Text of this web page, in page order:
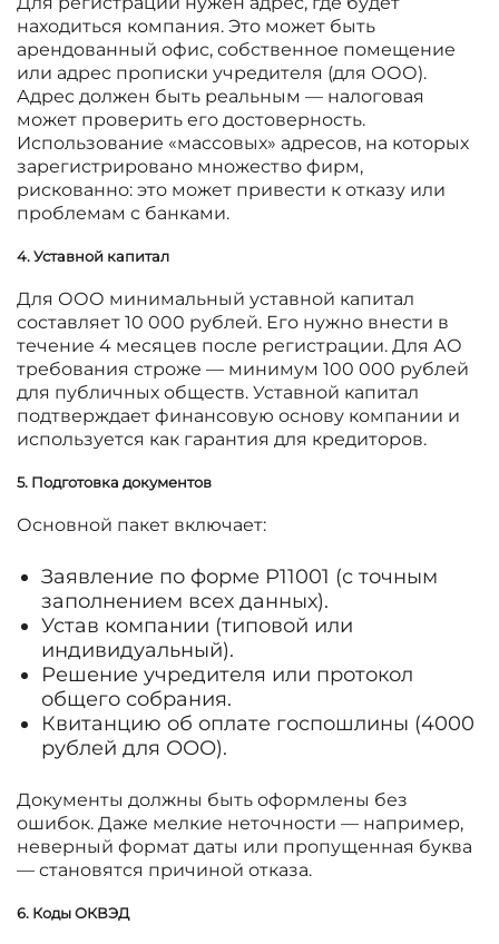
находиться компания. Это может быть
арендованный офис, собственное помещение
или адрес прописки учредителя (для ООО).
Адрес должен быть реальным — налоговая
может проверить его достоверность.
Использование «массовых» адресов, на которых
зарегистрировано множество фирм,
рискованно: это может привести к отказу или
проблемам с банками.
4. Уставной капитал
Для ООО минимальный уставной капитал
составляет 10 000 рублей. Его нужно внести в
течение 4 месяцев после регистрации. Для АО
требования строже — минимум 100 000 рублей
для публичных обществ. Уставной капитал
подтверждает финансовую основу компании и
используется как гарантия для кредиторов.
5. Подготовка документов
Основной пакет включает:
Заявление по форме Р11001 (с точным
заполнением всех данных).
Устав компании (типовой или
индивидуальный).
Решение учредителя или протокол
общего собрания.
Квитанцию об оплате госпошлины (4000
рублей для ООО).
Документы должны быть оформлены без
ошибок. Даже мелкие неточности — например,
неверный формат даты или пропущенная буква
— становятся причиной отказа.
6. Коды ОКВЭД